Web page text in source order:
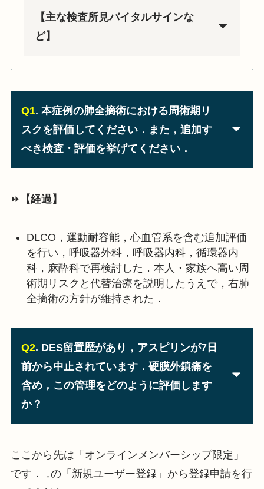
【主な検査所見バイタルサインな
ど】
Q1. 本症例の肺全摘術における周術期リ
スクを評価してください．また，追加す
べき検査・評価を挙げてください．
⏩ 【経過】
DLCO，運動耐容能，心血管系を含む追加評価
を行い，呼吸器外科，呼吸器内科，循環器内
科，麻酔科で再検討した．本人・家族へ高い周
術期リスクと代替治療を説明したうえで，右肺
全摘術の方針が維持された．
Q2. DES留置歴があり，アスピリンが7日
前から中止されています．硬膜外鎮痛を
含め，この管理をどのように評価します
か？
ここから先は「オンラインメンバーシップ限定」
です． ↓の「新規ユーザー登録」から登録申請を行